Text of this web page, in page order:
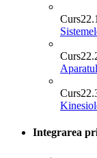
Curs22.1
Curs
Curs
Integrarea